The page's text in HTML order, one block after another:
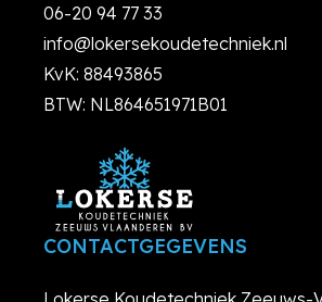
06-20 94 77 33
info@lokersekoudetechniek.nl
KvK: 88493865
BTW: NL864651971B01
CONTACTGEGEVENS